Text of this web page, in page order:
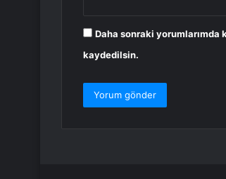
Daha sonraki yorumlarımda
kaydedilsin.